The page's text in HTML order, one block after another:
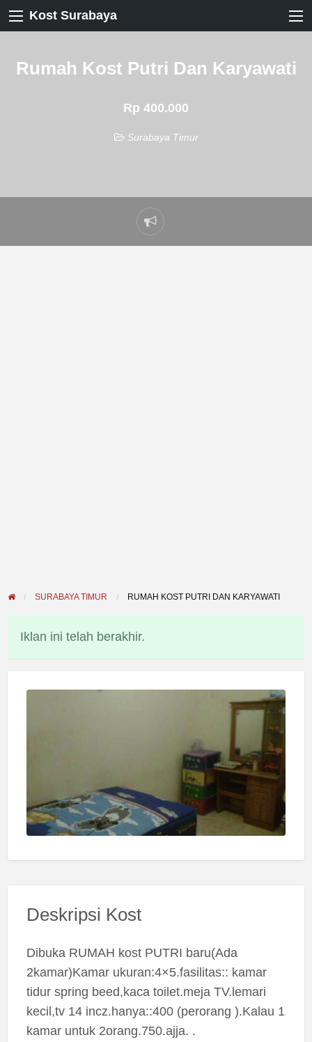
Kost Surabaya
Rumah Kost Putri Dan Karyawati
Rp 400.000
Surabaya Timur
Laporkan
masalah
SURABAYA TIMUR RUMAH KOST PUTRI DAN KARYAWATI
Iklan ini telah berakhir.
Deskripsi Kost
Dibuka RUMAH kost PUTRI baru(Ada
2kamar)Kamar ukuran:4×5.fasilitas:: kamar
tidur spring beed,kaca toilet.meja TV.lemari
kecil,tv 14 incz.hanya::400 (perorang ).Kalau 1
kamar untuk 2orang.750.ajja. .